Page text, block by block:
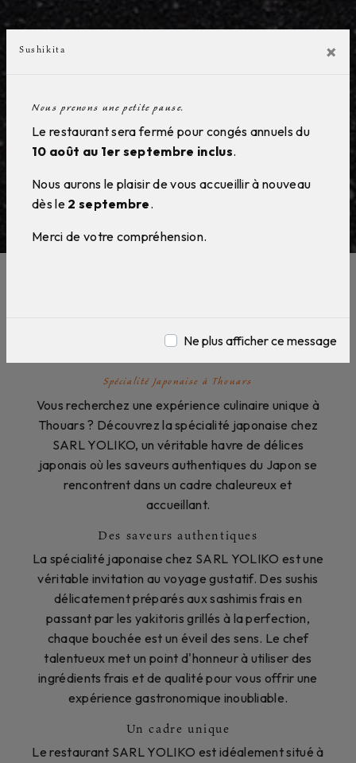
Sushikita ×
Nous prenons une petite pause.
Le restaurant sera fermé pour congés annuels du
10 août au 1er septembre inclus.
Nous aurons le plaisir de vous accueillir à nouveau
dès le 2 septembre.
Merci de votre compréhension.
Ne plus afficher ce message
Thouars
Spécialité Japonaise à Thouars
Vous recherchez une expérience culinaire unique à
Thouars ? Découvrez la spécialité japonaise chez
SARL YOLIKO, un véritable havre de délices
japonais où les saveurs authentiques du Japon se
rencontrent dans un cadre chaleureux et
accueillant.
Des saveurs authentiques
La spécialité japonaise chez SARL YOLIKO est une
véritable invitation au voyage gustatif. Des sushis
délicatement préparés aux sashimis frais en
passant par les yakitoris grillés à la perfection,
chaque bouchée est un éveil des sens. Le chef
talentueux met un point d'honneur à utiliser des
ingrédients frais et de qualité pour vous offrir une
expérience gastronomique inoubliable.
Un cadre unique
Le restaurant SARL YOLIKO est idéalement situé à